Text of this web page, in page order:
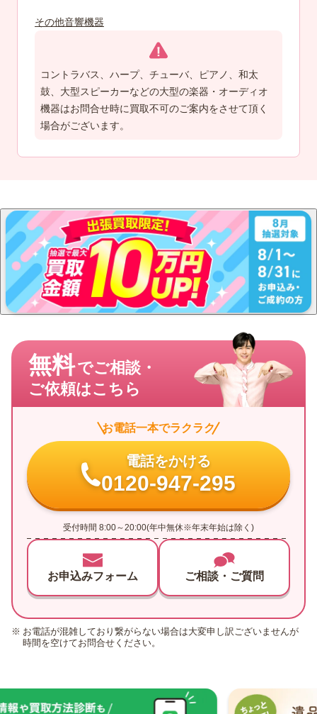
その他音響機器
コントラバス、ハープ、チューバ、ピアノ、和太
鼓、大型スピーカーなどの大型の楽器・オーディオ
機器はお問合せ時に買取不可のご案内をさせて頂く
場合がございます。
無料でご相談・
ご依頼はこちら
お電話一本でラクラク
電話をかける
0120-947-295
受付時間 8:00～20:00(年中無休※年末年始は除く)
お申込みフォーム ご相談・ご質問
お電話が混雑しており繋がらない場合は大変申し訳ございませんが
時間を空けてお問合せください。